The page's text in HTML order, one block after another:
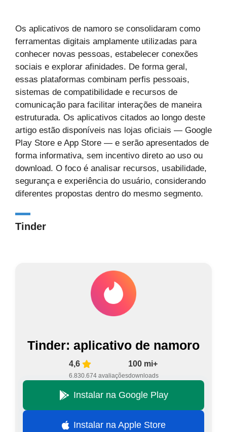
Os aplicativos de namoro se consolidaram como
ferramentas digitais amplamente utilizadas para
conhecer novas pessoas, estabelecer conexões
sociais e explorar afinidades. De forma geral,
essas plataformas combinam perfis pessoais,
sistemas de compatibilidade e recursos de
comunicação para facilitar interações de maneira
estruturada. Os aplicativos citados ao longo deste
artigo estão disponíveis nas lojas oficiais — Google
Play Store e App Store — e serão apresentados de
forma informativa, sem incentivo direto ao uso ou
download. O foco é analisar recursos, usabilidade,
segurança e experiência do usuário, considerando
diferentes propostas dentro do mesmo segmento.
Tinder
Tinder: aplicativo de namoro
4,6
6.830.674 avaliações
100 mi+
downloads
Instalar na Google Play
Instalar na Apple Store